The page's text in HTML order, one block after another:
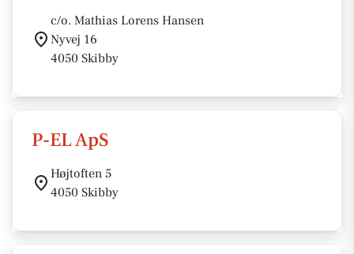
c/o. Mathias Lorens Hansen
Nyvej 16
4050 Skibby
P-EL ApS
Højtoften 5
4050 Skibby